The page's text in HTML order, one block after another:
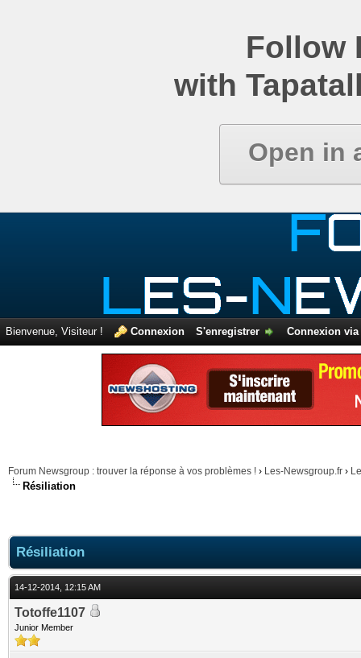
Follow
with
Open in
Bienvenue, Visiteur ! Connexion S'enregistrer Connexion via
Forum Newsgroup : trouver la réponse à vos problèmes ! › Les-Newsgroup.fr ›
Résiliation
Résiliation
14-12-2014, 12:15 AM
Totoffe1107
Junior Member